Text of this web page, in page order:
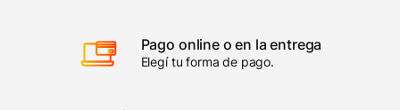
parlantes para asegurarte
una experiencia musical
Pago online o en la entrega
Elegí tu forma de pago.